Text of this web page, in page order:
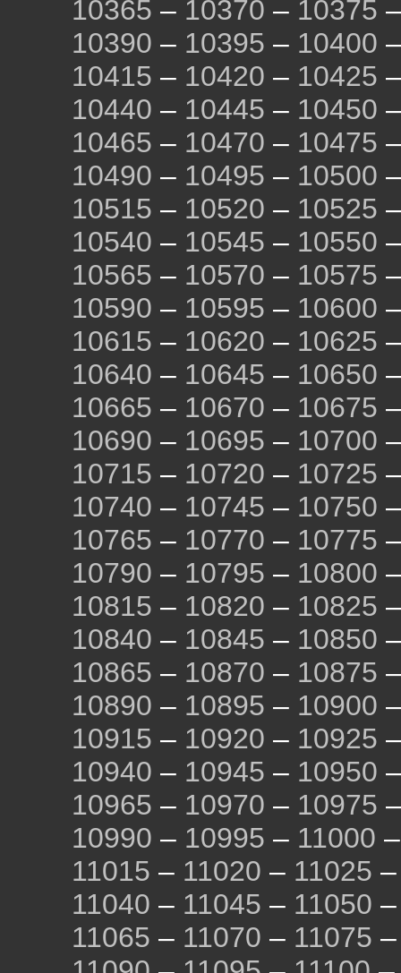
10365 – 10370 – 10375
10390 – 10395 – 10400
10415 – 10420 – 10425
10440 – 10445 – 10450
10465 – 10470 – 10475
10490 – 10495 – 10500
10515 – 10520 – 10525
10540 – 10545 – 10550
10565 – 10570 – 10575
10590 – 10595 – 10600
10615 – 10620 – 10625
10640 – 10645 – 10650
10665 – 10670 – 10675
10690 – 10695 – 10700
10715 – 10720 – 10725
10740 – 10745 – 10750
10765 – 10770 – 10775
10790 – 10795 – 10800
10815 – 10820 – 10825
10840 – 10845 – 10850
10865 – 10870 – 10875
10890 – 10895 – 10900
10915 – 10920 – 10925
10940 – 10945 – 10950
10965 – 10970 – 10975
10990 – 10995 – 11000
11015 – 11020 – 11025
11040 – 11045 – 11050
11065 – 11070 – 11075